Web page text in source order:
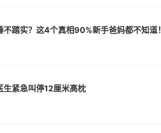
不踏实？这4个真相90%新手爸妈都不知道！
生紧急叫停12厘米高枕